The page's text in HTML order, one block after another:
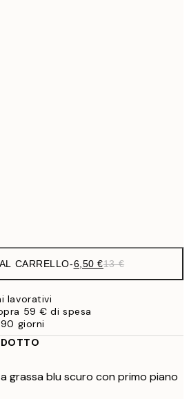
CARRELLO-6,50 €13 €
lavorativi
59 € di spesa
giorni
grassa blu scuro con primo piano